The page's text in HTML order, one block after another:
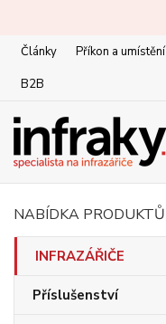
Články Příkon a umístění
B2B
NABÍDKA PRODUKTŮ
INFRAZÁŘIČE
Příslušenství